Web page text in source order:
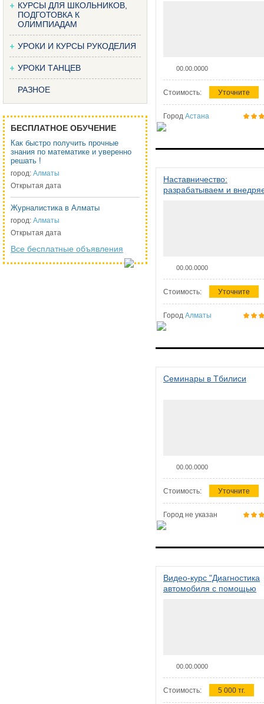
КУРСЫ ДЛЯ ШКОЛЬНИКОВ,
ПОДГОТОВКА К
ОЛИМПИАДАМ
УРОКИ И КУРСЫ РУКОДЕЛИЯ
УРОКИ ТАНЦЕВ
РАЗНОЕ
БЕСПЛАТНОЕ ОБУЧЕНИЕ
Как быстро получить прочные
знания по математике и уверенно
решать !
город: Алматы
Открытая дата
Журналистика в Алматы
город: Алматы
Открытая дата
Все бесплатные объявления
00.00.0000
Стоимость: Уточните
Город Астана
Наставничество:
разрабатываем и
00.00.0000
Стоимость: Уточните
Город Алматы
Семинары в Тбилиси
00.00.0000
Стоимость: Уточните
Город не указан
Видео-курс "Диагностика
автомобиля с помощью
00.00.0000
Стоимость: 5 000 тг.